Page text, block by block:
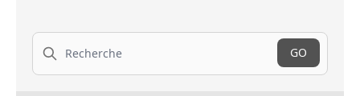
Recherche
GO